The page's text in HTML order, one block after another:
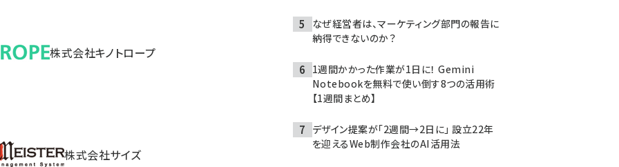
株式会社キノトロープ
株式会社サイズ
なぜ経営者は、マーケティング部門の報告に
納得できないのか？
1週間かかった作業が1日に！ Gemini
Notebookを無料で使い倒す8つの活用術
【1週間まとめ】
デザイン提案が「2週間→2日に」 設立22年
を迎えるWeb制作会社のAI活用法